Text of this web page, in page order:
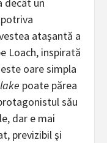
ataşantă a
Loach, inspirată
oare simpla
poate părea
său
dar e mai
previzibil şi